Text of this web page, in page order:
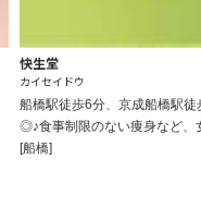
快生堂
カイセイドウ
船橋駅徒歩6分、京成船橋駅徒
◎♪食事制限のない痩身など、
[船橋]